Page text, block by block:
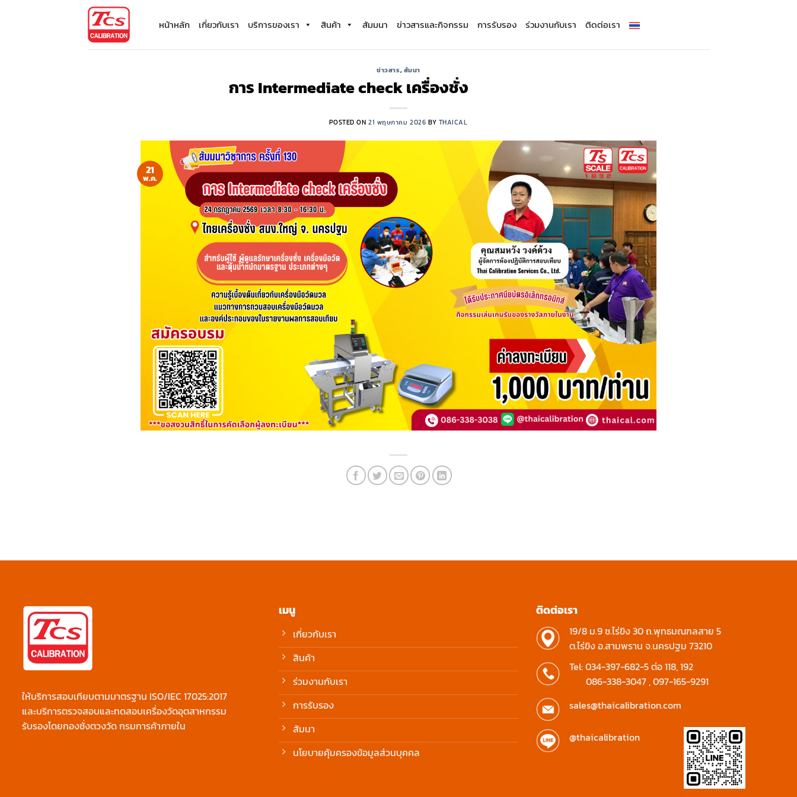
หน้าหลัก เกี่ยวกับเรา บริการของเรา สินค้า สัมมนา ข่าวสารและกิจกรรม การรับรอง ร่วมงานกับเรา ติดต่อเรา
ข่าวสาร,สัมนา
การ Intermediate check เครื่องชั่ง
POSTED ON21 พฤษภาคม 2026 BY THAICAL
21
พ.ค.
ให้บริการสอบเทียบตามมาตรฐาน ISO/IEC 17025:2017
และบริการตรวจสอบและทดสอบเครื่องวัดอุตสาหกรรม
รับรองโดยกองชั่งตวงวัด กรมการค้าภายใน
เมนู
เกี่ยวกับเรา
สินค้า
ร่วมงานกับเรา
การรับรอง
สัมนา
นโยบายคุ้มครองข้อมูลส่วนบุคคล
ติดต่อเรา
19/8 ม.9 ซ.ไร่ขิง 30 ถ.พุทธมณฑลสาย 5
ต.ไร่ขิง อ.สามพราน จ.นครปฐม 73210
Tel:034-397-682-5ต่อ 118, 192
086-338-3047,097-165-9291
sales@thaicalibration.com
@thaicalibration